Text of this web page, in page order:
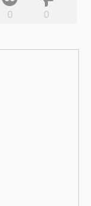
0 0